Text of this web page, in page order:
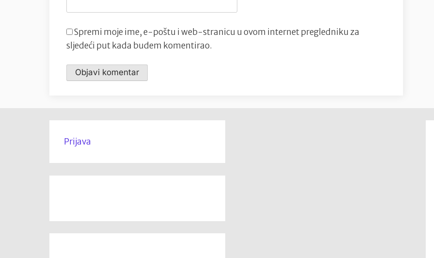
Spremi moje ime, e-poštu i web-stranicu u ovom internet pregledniku za
sljedeći put kada budem komentirao.
Prijava